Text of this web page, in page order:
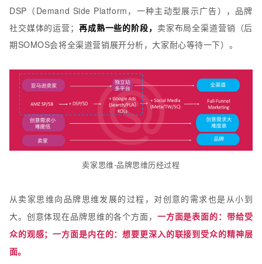
DSP（Demand Side Platform，一种主动型展示广告）， 品牌
社交媒体的运营； 再成熟一些的阶段， 卖家布局全渠道营销（后
期SOMOS会将全渠道营销展开分析，大家耐心等待一下）。
卖家思维-品牌思维历经过程
从卖家思维向品牌思维发展的过程，对创意的需求也是从小到
大。 创意体现在品牌思维的各个方面， 一方面是表面的：带给受
众的观感； 一方面是内在的：想要更深入的联接到受众的精神层
面。